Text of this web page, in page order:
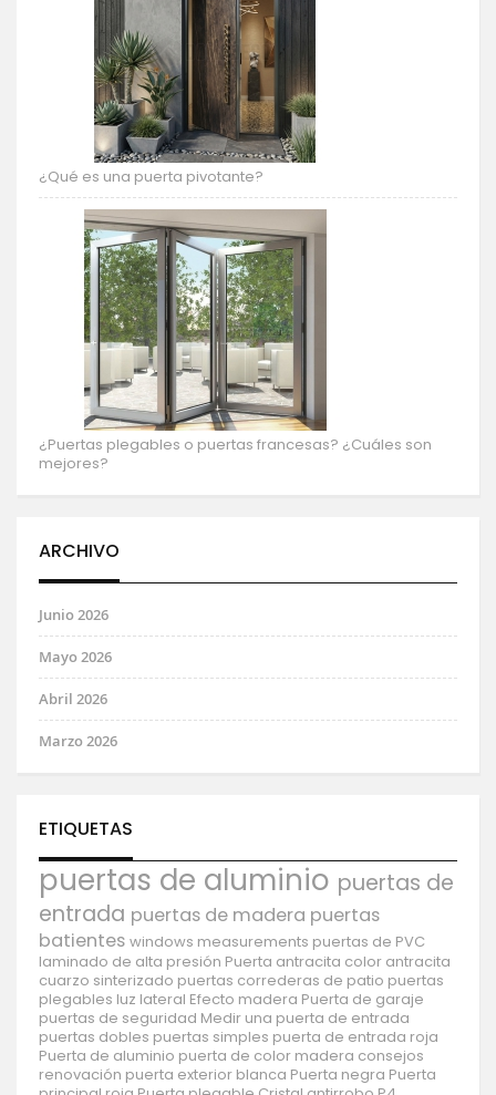
¿Qué es una puerta pivotante?
¿Puertas plegables o puertas francesas? ¿Cuáles son
mejores?
ARCHIVO
Junio 2026
Mayo 2026
Abril 2026
Marzo 2026
ETIQUETAS
puertas de aluminio puertas de
entrada puertas de madera puertas
batientes windows measurements puertas de PVC
laminado de alta presión Puerta antracita color antracita
cuarzo sinterizado puertas correderas de patio puertas
plegables luz lateral Efecto madera Puerta de garaje
puertas de seguridad Medir una puerta de entrada
puertas dobles puertas simples puerta de entrada roja
Puerta de aluminio puerta de color madera consejos
renovación puerta exterior blanca Puerta negra Puerta